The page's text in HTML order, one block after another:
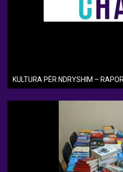
KULTURA PËR NDRYSHIM –